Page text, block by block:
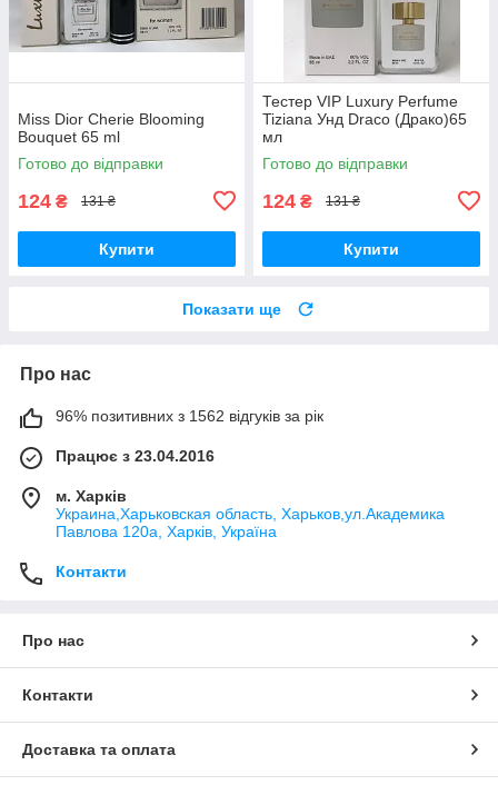
Miss Dior Cherie Blooming
Bouquet 65 ml
Готово до відправки
124 ₴ 131 ₴
Купити
Тестер VIP Luxury Perfume
Tiziana Унд Draco (Драко)65
мл
Готово до відправки
124 ₴ 131 ₴
Купити
Показати ще
Про нас
96% позитивних з 1562 відгуків за рік
Працює з 23.04.2016
м. Харків
Украина,Харьковская область, Харьков,ул.Академика
Павлова 120а, Харків, Україна
Контакти
Про нас
Контакти
Доставка та оплата